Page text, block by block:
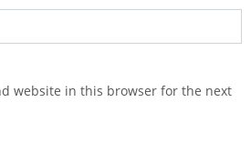
website in this browser for the next